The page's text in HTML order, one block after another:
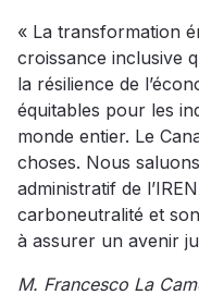
« La transformation
croissance inclusive
la résilience de
équitables pour les
monde entier. Le
choses. Nous
administratif de
carboneutralité et
à assurer un avenir
M. Francesco La